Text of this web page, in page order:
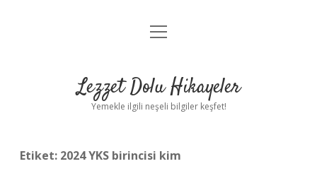
Anasayfa
Yasal Uyarı
menüyü
Lezzet Dolu Hikayeler
Yemekle ilgili neşeli bilgiler keşfet!
Etiket: 2024 YKS birincisi kim